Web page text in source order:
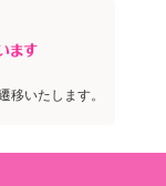
いたします。